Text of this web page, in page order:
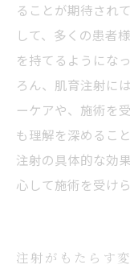
ることが期待され
して、多くの患者
を持てるようにな
ろん、肌育注射に
ーケアや、施術を
も理解を深めるこ
注射の具体的な効
心して施術を受け
注射がもたらす